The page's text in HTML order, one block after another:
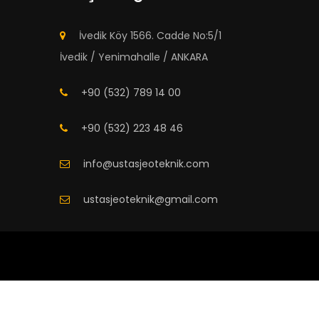
İvedik Köy 1566. Cadde No:5/1
İvedik / Yenimahalle / ANKARA
+90 (532) 789 14 00
+90 (532) 223 48 46
info@ustasjeoteknik.com
ustasjeoteknik@gmail.com